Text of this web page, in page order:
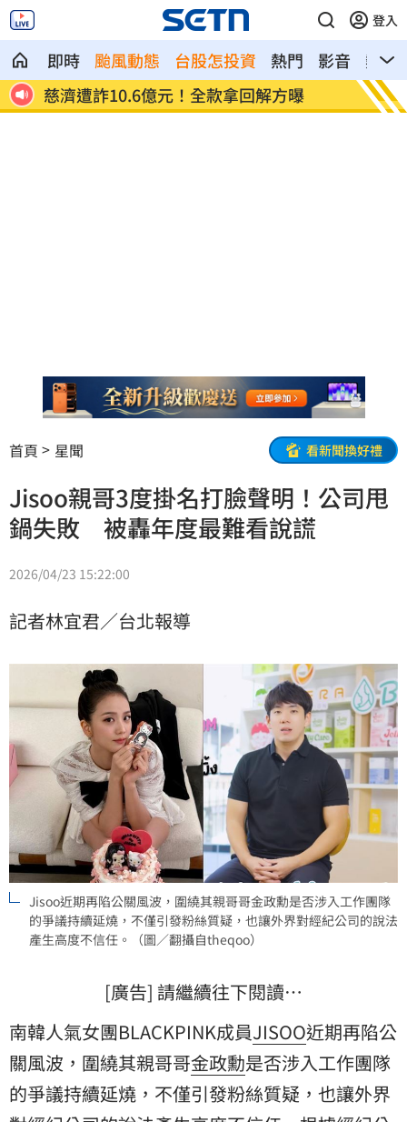
登入
即時 颱風動態 台股怎投資 熱門 影音
熱搜
慈濟遭詐10.6億元！全款拿回解方曝
稱龍
首頁 星聞 看新聞換好禮
Jisoo親哥3度掛名打臉聲明！公司甩
鍋失敗 被轟年度最難看說謊
2026/04/23 15:22:00
記者林宜君／台北報導
Jisoo近期再陷公關風波，圍繞其親哥哥金政勳是否涉入工作團隊
的爭議持續延燒，不僅引發粉絲質疑，也讓外界對經紀公司的說法
產生高度不信任。（圖／翻攝自theqoo）
[廣告] 請繼續往下閱讀…
南韓人氣女團BLACKPINK成員JISOO近期再陷公
關風波，圍繞其親哥哥金政勳是否涉入工作團隊
的爭議持續延燒，不僅引發粉絲質疑，也讓外界